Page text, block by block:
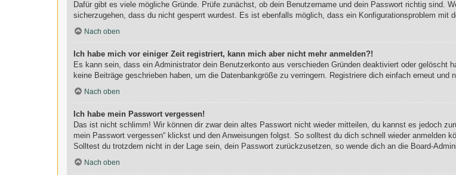
Dafür gibt es viele mögliche Gründe. Prüfe zunächst, ob dein Benutzername und dein Passwort richtig sind.
sicherzugehen, dass du nicht gesperrt wurdest. Es ist ebenfalls möglich, dass ein Konfigurationsproblem mit
Nach oben
Ich habe mich vor einiger Zeit registriert, kann mich aber nicht mehr anmelden?!
Es kann sein, dass ein Administrator dein Benutzerkonto aus verschieden Gründen deaktiviert oder gelöscht
keine Beiträge geschrieben haben, um die Datenbankgröße zu verringern. Registriere dich einfach erneut und
Nach oben
Ich habe mein Passwort vergessen!
Das ist nicht schlimm! Wir können dir zwar dein altes Passwort nicht wieder mitteilen, du kannst es jedoch
mein Passwort vergessen“ klickst und den Anweisungen folgst. So solltest du dich schnell wieder anmelden
Solltest du trotzdem nicht in der Lage sein, dein Passwort zurückzusetzen, so wende dich an die Board-
Nach oben